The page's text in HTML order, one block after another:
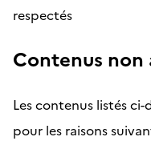
respectés
Contenus non
Les contenus listés ci-
pour les raisons